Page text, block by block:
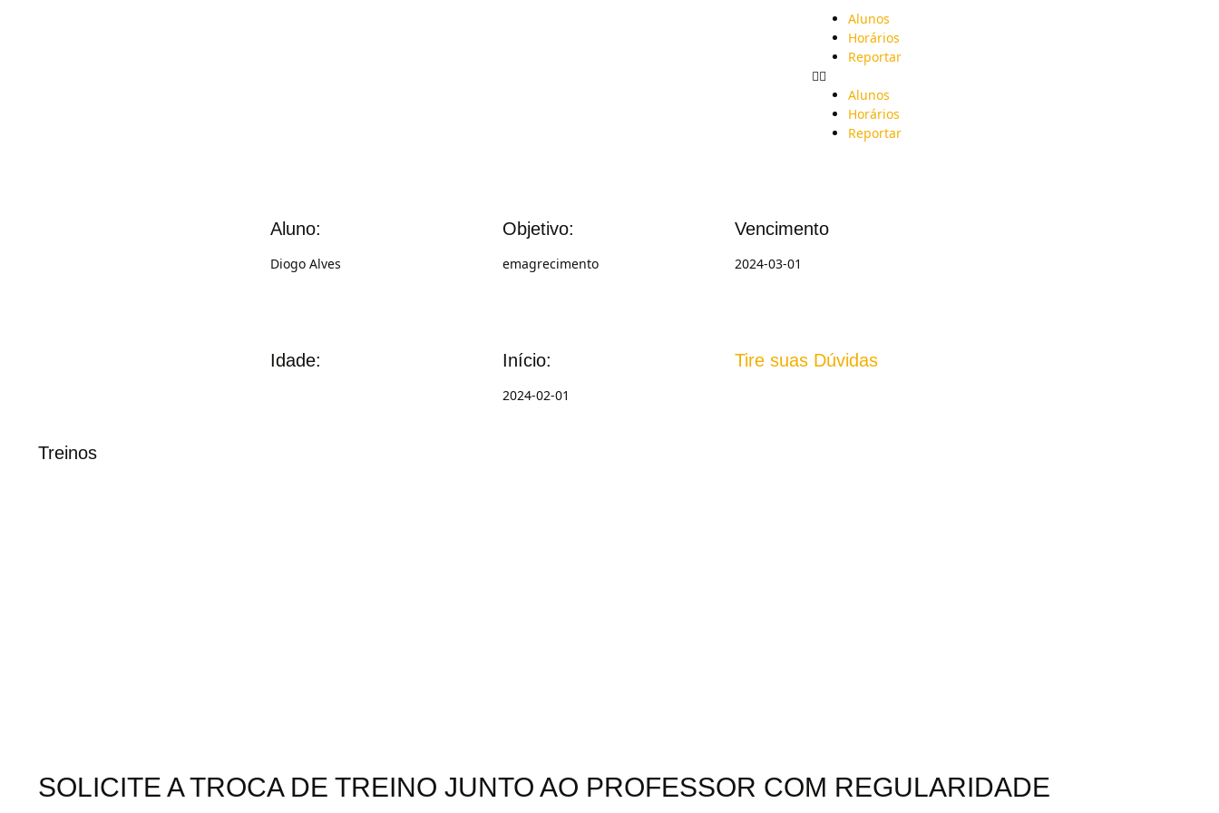
Alunos
Horários
Reportar
Alunos
Horários
Reportar
Aluno:
Diogo Alves
Idade:
Objetivo:
emagrecimento
Início:
2024-02-01
Vencimento
2024-03-01
Tire suas Dúvidas
Treinos
SOLICITE A TROCA DE TREINO JUNTO AO PROFESSOR COM REGULARIDADE